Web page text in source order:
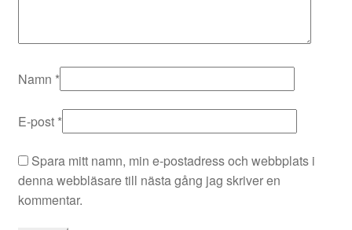
Namn *
E-post *
Spara mitt namn, min e-postadress och webbplats i
denna webbläsare till nästa gång jag skriver en
kommentar.